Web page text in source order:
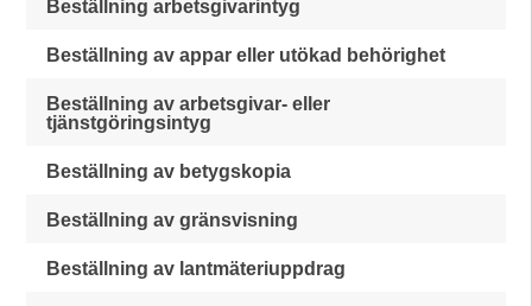
Beställning arbetsgivarintyg
Beställning av appar eller utökad behörighet
Beställning av arbetsgivar- eller
tjänstgöringsintyg
Beställning av betygskopia
Beställning av gränsvisning
Beställning av lantmäteriuppdrag